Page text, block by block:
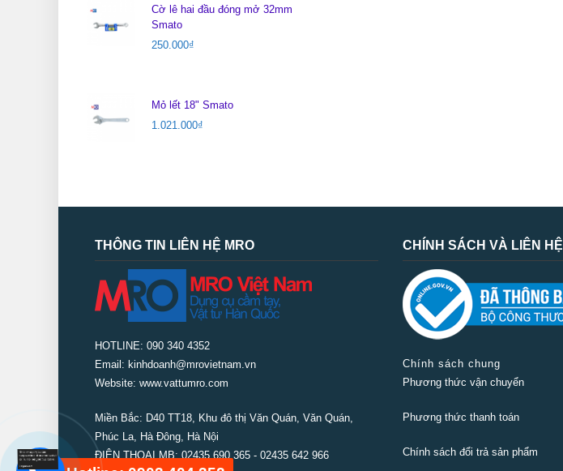
Cờ lê hai đầu đóng mở 32mm
Smato
250.000₫
Mỏ lết 18" Smato
1.021.000₫
THÔNG TIN LIÊN HỆ MRO
HOTLINE: 090 340 4352
Email: kinhdoanh@mrovietnam.vn
Website: www.vattumro.com
Miền Bắc: D40 TT18, Khu đô thị Văn Quán, Văn Quán,
Phúc La, Hà Đông, Hà Nội
ĐIỆN THOẠI MB: 02435 690 365 - 02435 642 966
CHÍNH SÁCH VÀ LIÊN HỆ
Chính sách chung
Phương thức vận chuyển
Phương thức thanh toán
Chính sách đổi trả sản phẩm